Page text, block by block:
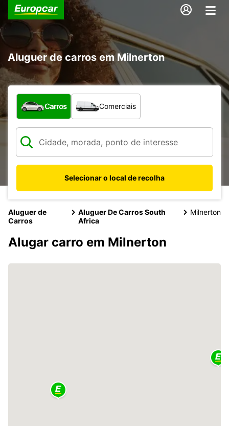
Aluguer de carros em Milnerton
Que tipo de veículo pretende?
Carros Comerciais
Selecionar o local de recolha
Aluguer de
Carros
Aluguer De Carros South
Africa
Milnerton
Alugar carro em Milnerton